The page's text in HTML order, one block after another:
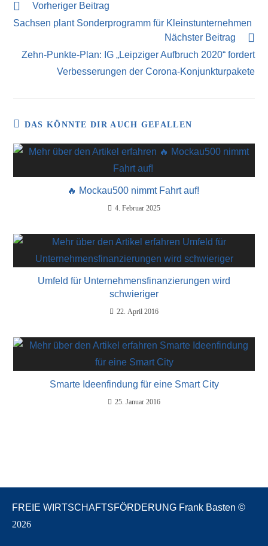
Vorheriger Beitrag
Sachsen plant Sonderprogramm für Kleinstunternehmen
Nächster Beitrag
Zehn-Punkte-Plan: IG „Leipziger Aufbruch 2020“ fordert
Verbesserungen der Corona-Konjunkturpakete
DAS KÖNNTE DIR AUCH GEFALLEN
🔥 Mockau500 nimmt Fahrt auf!
4. Februar 2025
Umfeld für Unternehmensfinanzierungen wird
schwieriger
22. April 2016
Smarte Ideenfindung für eine Smart City
25. Januar 2016
FREIE WIRTSCHAFTSFÖRDERUNG Frank Basten ©
2026